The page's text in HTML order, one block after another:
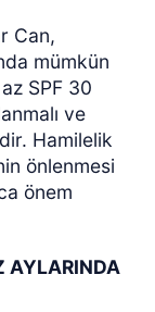
Can,
mümkün
az SPF 30
ve
Hamilelik
önlenmesi
önem
AYLARINDA